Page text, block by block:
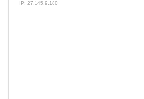
IP: 27.145.9.180